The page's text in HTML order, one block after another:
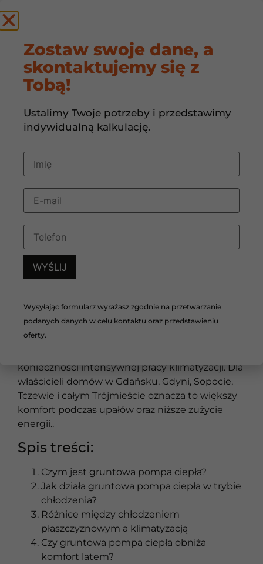
Czy gruntowa
pompa ciepła
obniża komfort
podczas upałów?
12 czerwca, 2026
Czy gruntowa pompa ciepła obniża komfort
podczas upałów?
większość osób kojarzy pompę ciepła głównie z
ogrzewaniem domu zimą, nowoczesne
komfortu latem. Dzięki wykorzystaniu stabilnej
temperatury gruntu możliwe jest zastosowanie
chłodzenia pasywnego, które pomaga
konieczności intensywnej pracy klimatyzacji. Dla
właścicieli domów w Gdańsku, Gdyni, Sopocie,
Tczewie i całym Trójmieście oznacza to większy
komfort podczas upałów oraz niższe zużycie
energii..
Spis treści:
Czym jest gruntowa pompa ciepła?
Jak działa gruntowa pompa ciepła w trybie
chłodzenia?
Różnice między chłodzeniem
płaszczyznowym a klimatyzacją
Czy gruntowa pompa ciepła obniża
komfort latem?
Zostaw swoje dane, a
skontaktujemy się z
Tobą!
Ustalimy Twoje potrzeby i przedstawimy
indywidualną kalkulację.
Wysyłając formularz wyrażasz zgodnie na przetwarzanie
podanych danych w celu kontaktu oraz przedstawieniu
oferty.